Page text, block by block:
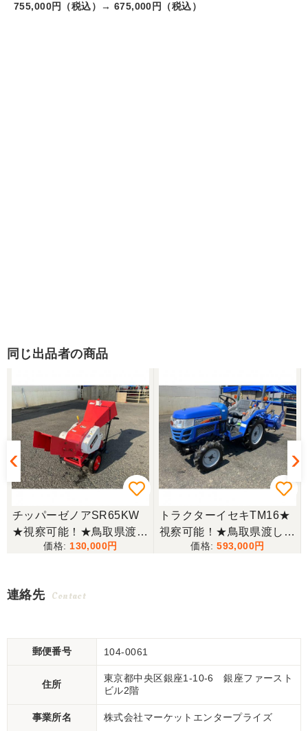
755,000円（税込）→ 675,000円（税込）
同じ出品者の商品
チッパーゼノアSR65KW
★視察可能！★鳥取県渡し
ゼノア チッパー SR65KW
現状渡し【P11165139】
130,000
トラクターイセキTM16★
視察可能！★鳥取県渡し
イセキ トラクター TM16 1
593,000
連絡先 Contact
郵便番号 104-0061
住所
東京都中央区銀座1-10-6 銀座ファースト
ビル2階
事業所名 株式会社マーケットエンタープライズ